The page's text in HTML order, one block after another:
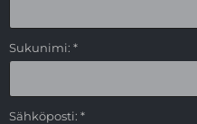
Sukunimi: *
Sähköposti: *